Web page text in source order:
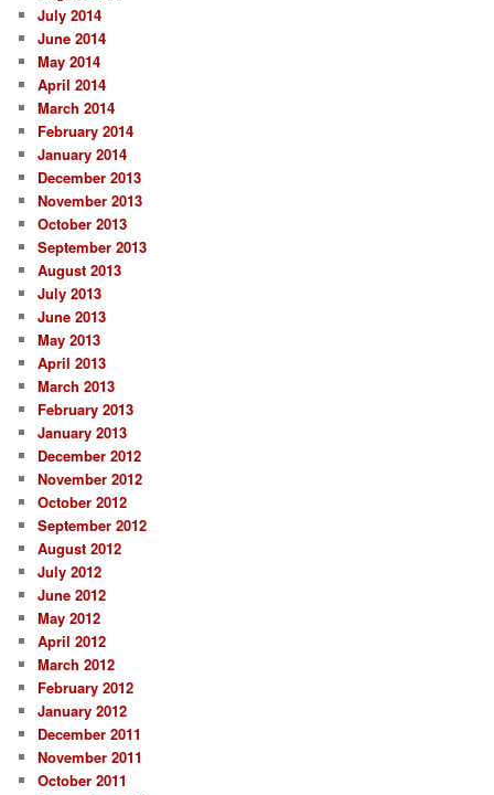
July 2014
June 2014
May 2014
April 2014
March 2014
February 2014
January 2014
December 2013
November 2013
October 2013
September 2013
August 2013
July 2013
June 2013
May 2013
April 2013
March 2013
February 2013
January 2013
December 2012
November 2012
October 2012
September 2012
August 2012
July 2012
June 2012
May 2012
April 2012
March 2012
February 2012
January 2012
December 2011
November 2011
October 2011